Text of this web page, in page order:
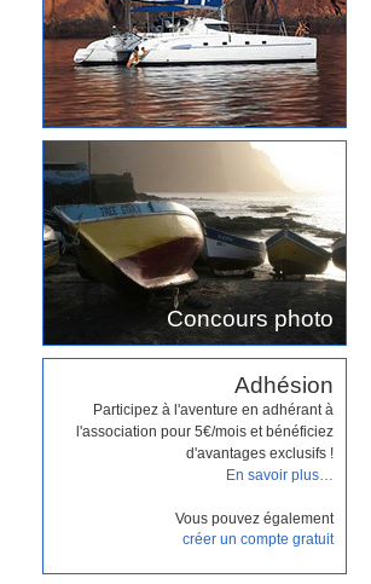
Concours photo
Adhésion
Participez à l'aventure en adhérant à
l'association pour 5€/mois et bénéficiez
d'avantages exclusifs !
En savoir plus…
Vous pouvez également
créer un compte gratuit